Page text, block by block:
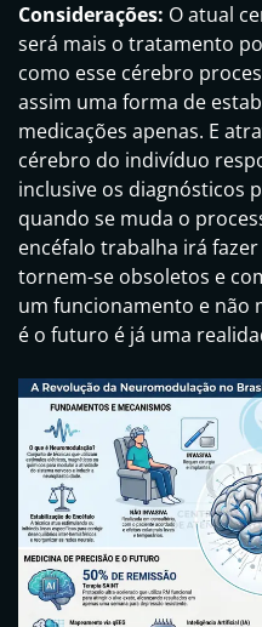
Considerações: O atual
será mais o tratamento
como esse cérebro
assim uma forma de
medicações apenas. E
cérebro do indivíduo
inclusive os diagnósticos
quando se muda o
encéfalo trabalha irá
tornem-se obsoletos e
um funcionamento e não
é o futuro é já uma